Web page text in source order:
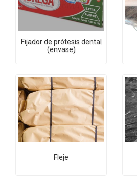
Fijador de prótesis dental
(envase)
Fleje